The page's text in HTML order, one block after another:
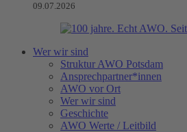
09.07.2026
Wer wir sind
Struktur AWO Potsdam
Ansprechpartner*innen
AWO vor Ort
Wer wir sind
Geschichte
AWO Werte / Leitbild